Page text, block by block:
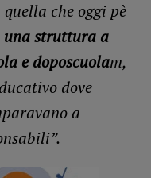
che oggi pè
una struttura a
e doposcuolam,
dove
a